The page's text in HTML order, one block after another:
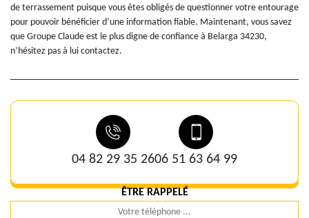
de terrassement puisque vous êtes obligés de questionner votre entourage
pour pouvoir bénéficier d’une information fiable. Maintenant, vous savez
que Groupe Claude est le plus digne de confiance à Belarga 34230,
n’hésitez pas à lui contactez.
04 82 29 35 2606 51 63 64 99
ÊTRE RAPPELÉ